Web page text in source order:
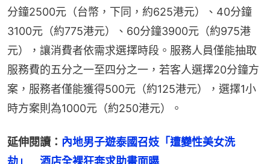
分鐘2500元（台幣，下同，約625港元）、40分鐘
3100元（約775港元）、60分鐘3900元（約975港
元），讓消費者依需求選擇時段。服務人員僅能抽取
服務費的五分之一至四分之一，若客人選擇20分鐘方
案，服務者僅能獲得500元（約125港元），選擇1小
時方案則為1000元（約250港元）。
延伸閱讀： 內地男子遊泰國召妓「遭變性美女洗
劫」　酒店全裸狂奔求助畫面曝